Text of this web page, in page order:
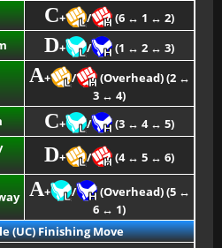
C+ /
(6 ↔ 1 ↔ 2)
D+ / (1 ↔ 2 ↔ 3)
A+ /
(Overhead) (2 ↔
3 ↔ 4)
C+ /
(3 ↔ 4 ↔ 5)
D+ / (4 ↔ 5 ↔ 6)
A+ /
(Overhead) (5 ↔
6 ↔ 1)
(UC) Finishing Move